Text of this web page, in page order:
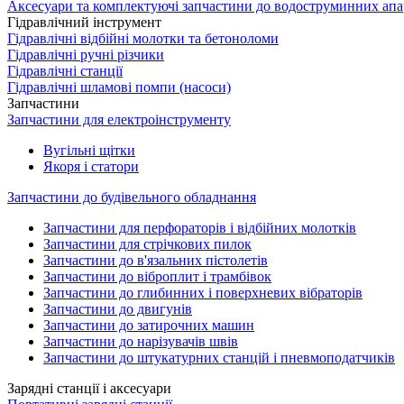
Аксесуари та комплектуючі запчастини до водоструминних
Гідравлічний інструмент
Гідравлічні відбійні молотки та бетоноломи
Гідравлічні ручні різчики
Гідравлічні станції
Гідравлічні шламові помпи (насоси)
Запчастини
Запчастини для електроінструменту
Вугільні щітки
Якоря і статори
Запчастини до будівельного обладнання
Запчастини для перфораторів і відбійних молотків
Запчастини для стрічкових пилок
Запчастини до в'язальних пістолетів
Запчастини до віброплит і трамбівок
Запчастини до глибинних і поверхневих вібраторів
Запчастини до двигунів
Запчастини до затирочних машин
Запчастини до нарізувачів швів
Запчастини до штукатурних станцій і пневмоподатчиків
Зарядні станції і аксесуари